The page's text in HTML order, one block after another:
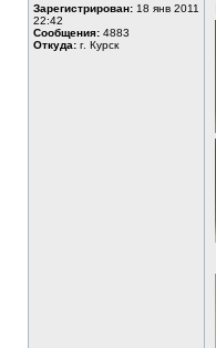
Зарегистрирован: 18 янв 2011
22:42
Сообщения: 4883
Откуда: г. Курск